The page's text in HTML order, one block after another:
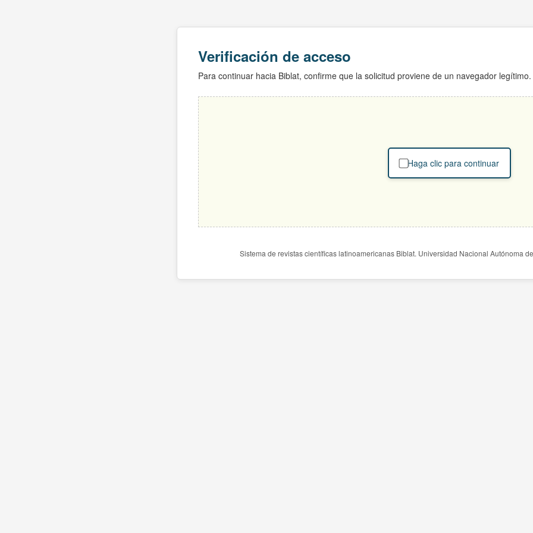
Verificación de acceso
Para continuar hacia Biblat, confirme que la solicitud proviene de un navegador legítimo.
Haga clic para continuar
Sistema de revistas científicas latinoamericanas Biblat. Universidad Nacional Autónoma